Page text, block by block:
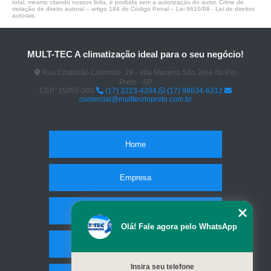
total, mesmo citando nossos links, é proibida sem a autorização do autor. Crime de
violação de direito autoral – artigo 184 do Código Penal – Lei 9610/98 - Lei de direitos
autorais
MULT-TEC A climatização ideal para o seu negócio!
Rua Cristóvão Colombo, 29 - Vila Maceno São José do Rio
Preto - SP
CEP: 15055-000
(17) 3223-4204
(17) 99634-6312
comercial@multtecriopreto.com.br
Home
Empresa
Olá! Fale agora pelo WhatsApp
Insira seu telefone